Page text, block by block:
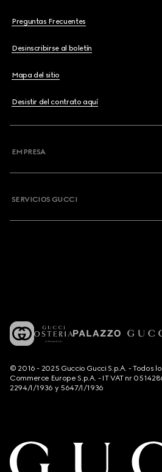
Preguntas Frecuentes
Desinscribirse al boletín
Mapa del sitio
Desistir del contrato aquí
EMPRESA
SERVICIOS GUCCI
© 2016 - 2025 Guccio Gucci S.p.A. - Todos
Commerce Europe S.p.A. - IT VAT nr
2294/I/1936 y 5647/I/1936